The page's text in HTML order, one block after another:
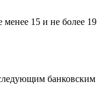
15 и не более 19
банковским